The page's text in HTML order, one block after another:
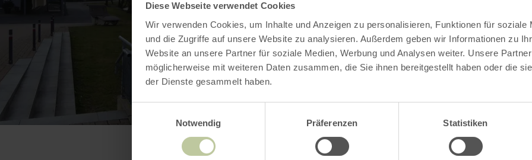
Diese Webseite verwendet Cookies
Wir verwenden Cookies, um Inhalte und Anzeigen zu personalisieren, Funktionen für soziale
und die Zugriffe auf unsere Website zu analysieren. Außerdem geben wir Informationen zu
Website an unsere Partner für soziale Medien, Werbung und Analysen weiter. Unsere
möglicherweise mit weiteren Daten zusammen, die Sie ihnen bereitgestellt haben oder die
der Dienste gesammelt haben.
Notwendig
Präferenzen Statistiken